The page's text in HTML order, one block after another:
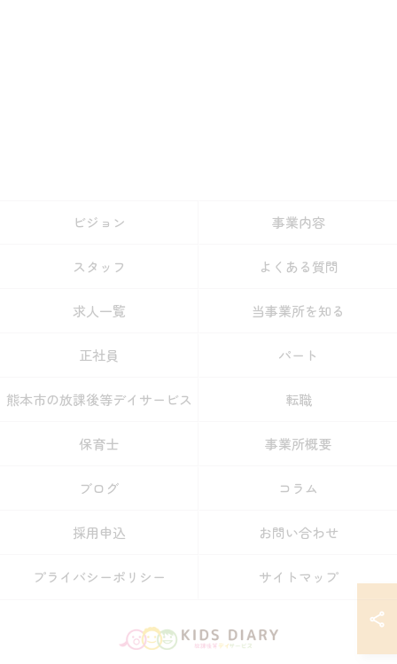
ビジョン 事業内容
スタッフ よくある質問
求人一覧 当事業所を知る
正社員 パート
熊本市の放課後等デイサービス 転職
保育士 事業所概要
ブログ コラム
採用申込 お問い合わせ
プライバシーポリシー サイトマップ